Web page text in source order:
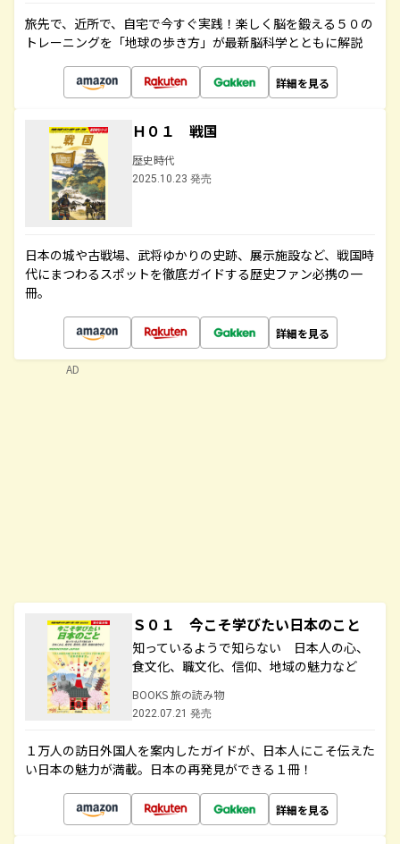
旅先で、近所で、自宅で今すぐ実践！楽しく脳を鍛える５０の
トレーニングを「地球の歩き方」が最新脳科学とともに解説
詳細を見る
Ｈ０１ 戦国
歴史時代
2025.10.23 発売
日本の城や古戦場、武将ゆかりの史跡、展示施設など、戦国時
代にまつわるスポットを徹底ガイドする歴史ファン必携の一
冊。
詳細を見る
Ｓ０１ 今こそ学びたい日本のこと
知っているようで知らない 日本人の心、
食文化、職文化、信仰、地域の魅力など
BOOKS 旅の読み物
2022.07.21 発売
１万人の訪日外国人を案内したガイドが、日本人にこそ伝えた
い日本の魅力が満載。日本の再発見ができる１冊！
詳細を見る
AD